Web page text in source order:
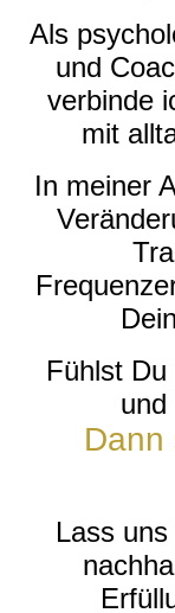
Als
und
verbinde
mit
In meiner
Fühlst
und
Dann
Lass